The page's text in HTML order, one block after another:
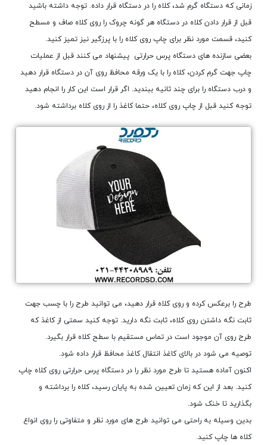
زمانی که دستگاه گرم شد، کلاه را در دستگاه قرار داده. توجه داشته باشید
قبل از قرار دادن کلاه در دستگاه هر گونه چروک را روی کلاه صاف و مسطح
کنید، قسمت مورد نظر برای چاپ روی کلاه را با پرزگیر نیز تمیز کنید.
بعضی سازنده های دستگاه پرس حرارتی پیشنهاد می کنند قبل از عملیات
چاپ جهت گرم کردن، کلاه را با یک ورقه محافظ روی آن در دستگاه قرار دهید
و درب دستگاه را برای چند ثانیه ببندید. اگر قرار است این کار را انجام دهید
توجه کنید قبل از چاپ روی کلاه، حتما کاغذ را از روی کلاه برداشته شود.
طرح را برعکس کرده و روی کلاه قرار دهید، می توانید طرح را با چسب جهت
ثابت نگه داشتن روی کلاه، ثابت نگه دارید. توجه کنید سمتی از کاغذ که
طرح روی آن موجود است در تماس مستقیم با سطح کلاه قرار بگیرد.
توصیه می شود در بالای کاغذ انتقال کاغذ محافظ قرار داده شود.
اکنون آماده هستید تا طرح مورد نظر را در دستگاه پرس حرارتی روی کلاه چاپ
کنید. بعد از این که زمان تعیین شده به پایان رسید، کلاه را برداشته و
بگذارید تا خنک شود.
بدین وسیله به راحتی می توانید طرح های مورد نظر و متفاوتی را روی انواع
کلاه ها چاپ کنید.